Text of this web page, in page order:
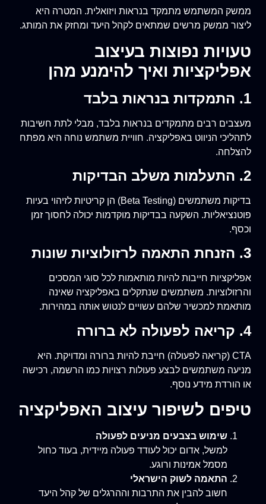
ממשק המשתמש מתמקד בנראות ויזואלית. המטרה היא
ליצור ממשק מרשים שמתאים לקהל היעד ומחזק את המותג.
טעויות נפוצות בעיצוב
אפליקציות ואיך להימנע מהן
1. התמקדות בנראות בלבד
מעצבים רבים מתמקדים בנראות בלבד, מבלי לתת חשיבות
לתהליכי הניווט באפליקציה. חוויית משתמש נוחה היא מפתח
להצלחה.
2. התעלמות משלב הבדיקות
בדיקות משתמשים (Beta Testing) הן קריטיות לזיהוי בעיות
פוטנציאליות. השקעה בבדיקות מוקדמות יכולה לחסוך זמן
וכסף.
3. הזנחת התאמה לרזולוציות שונות
אפליקציות חייבות להיות מותאמות לכל סוגי המסכים
והרזולוציות. משתמשים שנתקלים באפליקציה שאינה
מותאמת למכשיר שלהם עשויים לנטוש אותה במהירות.
4. קריאה לפעולה לא ברורה
CTA (קריאה לפעולה) חייבת להיות ברורה ומדויקת. היא
מניעה משתמשים לבצע פעולות רצויות כמו הרשמה, רכישה
או הורדת מידע נוסף.
טיפים לשיפור עיצוב האפליקציה
שימוש בצבעים מניעים לפעולה
למשל, אדום יכול לעודד פעולה מיידית, בעוד כחול
מסמל אמינות ורוגע.
התאמה לשוק הישראלי
חשוב להבין את התרבות וההרגלים של קהל היעד